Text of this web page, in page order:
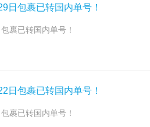
日包裹已转国内单号！
裹已转国内单号！
日包裹已转国内单号！
裹已转国内单号！